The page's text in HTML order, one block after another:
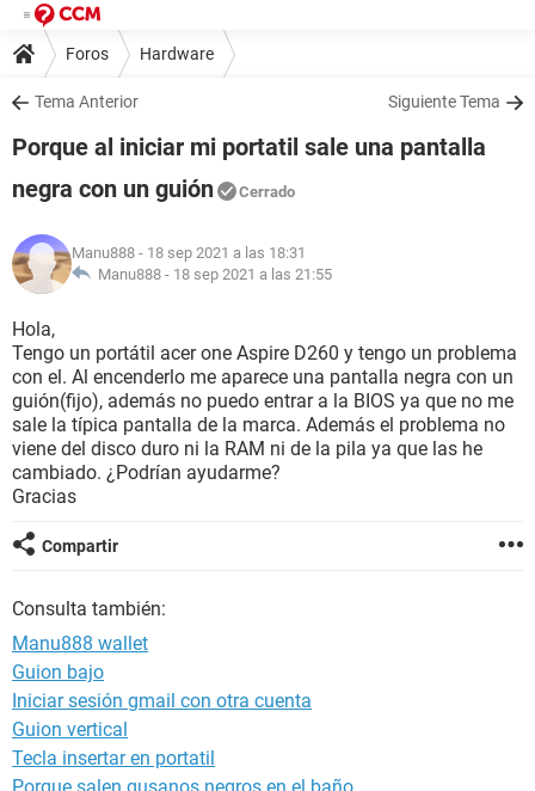
Foros Hardware
Tema Anterior Siguiente Tema
Porque al iniciar mi portatil sale una pantalla
negra con un guión
Cerrado
Manu888 - 18 sep 2021 a las 18:31
Manu888 - 18 sep 2021 a las 21:55
Hola,
Tengo un portátil acer one Aspire D260 y tengo un problema
con el. Al encenderlo me aparece una pantalla negra con un
guión(fijo), además no puedo entrar a la BIOS ya que no me
sale la típica pantalla de la marca. Además el problema no
viene del disco duro ni la RAM ni de la pila ya que las he
cambiado. ¿Podrían ayudarme?
Gracias
Compartir
Consulta también:
Manu888 wallet
Guion bajo
Iniciar sesión gmail con otra cuenta
Guion vertical
Tecla insertar en portatil